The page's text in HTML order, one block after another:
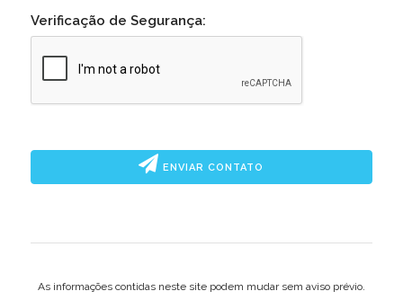
Verificação de Segurança:
ENVIAR CONTATO
As informações contidas neste site podem mudar sem aviso prévio.